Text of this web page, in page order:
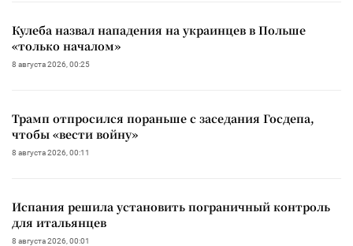
Кулеба назвал нападения на украинцев в Польше
«только началом»
8 августа 2026, 00:25
Трамп отпросился пораньше с заседания Госдепа,
чтобы «вести войну»
8 августа 2026, 00:11
Испания решила установить пограничный контроль
для итальянцев
8 августа 2026, 00:01